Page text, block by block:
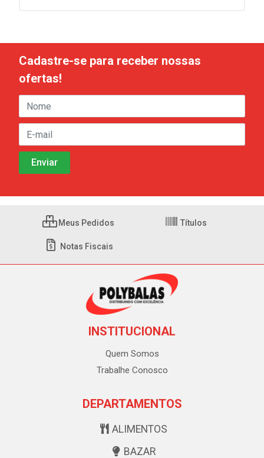
Cadastre-se para receber nossas
ofertas!
Meus Pedidos Títulos
Notas Fiscais
INSTITUCIONAL
Quem Somos
Trabalhe Conosco
DEPARTAMENTOS
ALIMENTOS
BAZAR